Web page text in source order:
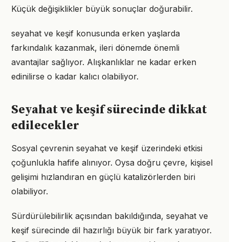
Küçük değişiklikler büyük sonuçlar doğurabilir.
seyahat ve keşif konusunda erken yaşlarda
farkındalık kazanmak, ileri dönemde önemli
avantajlar sağlıyor. Alışkanlıklar ne kadar erken
edinilirse o kadar kalıcı olabiliyor.
Seyahat ve keşif sürecinde dikkat
edilecekler
Sosyal çevrenin seyahat ve keşif üzerindeki etkisi
çoğunlukla hafife alınıyor. Oysa doğru çevre, kişisel
gelişimi hızlandıran en güçlü katalizörlerden biri
olabiliyor.
Sürdürülebilirlik açısından bakıldığında, seyahat ve
keşif sürecinde dil hazırlığı büyük bir fark yaratıyor.